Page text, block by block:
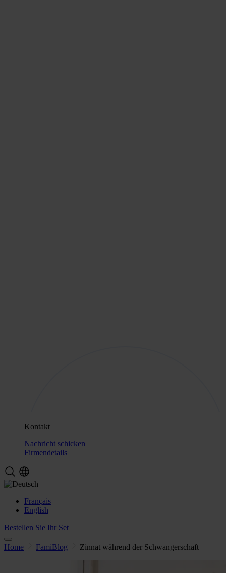
Kontakt
Nachricht schicken
Firmendetails
Français
English
Bestellen Sie Ihr Set
Home FamiBlog Zinnat während der Schwangerschaft